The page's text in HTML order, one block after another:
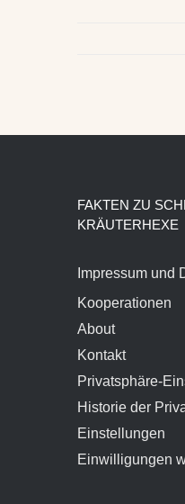
FAKTEN ZU
KRÄUTERHEXE
Impressum und
Kooperationen
About
Kontakt
Privatsphäre-
Historie der
Einstellungen
Einwilligungen